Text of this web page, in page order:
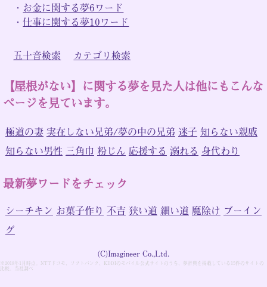
・ お金に関する夢6ワード
・仕事に関する夢10ワード
五十音検索 カテゴリ検索
【屋根がない】に関する夢を見た人は他にもこんな
ページを見ています。
極道の妻 実在しない兄弟/夢の中の兄弟 迷子 知らない親戚
知らない男性 三角巾 粉じん 応援する 溺れる 身代わり
最新夢ワードをチェック
シーチキン お菓子作り 不吉 狭い道 細い道 魔除け ブーイン
グ
(C)Imagineer Co.,Ltd.
※2018年1月時点。NTTドコモ、ソフトバンク、KDDIのモバイル公式サイトのうち、夢辞典を掲載している15件のサイトの
比較。当社調べ